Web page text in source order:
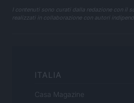
I contenuti sono curati dalla redazione con il
realizzati in collaborazione con autori
ITALIA
Casa Magazine